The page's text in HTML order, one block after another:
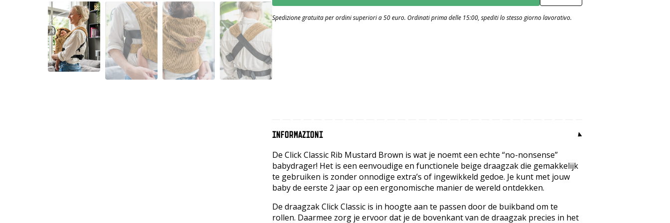
Classic
Mustard
Spedizione gratuita per ordini superiori a 50 euro. Ordinati prima delle 15:00, spediti lo stesso giorno lavorativo.
INFORMAZIONI
De Click Classic Rib Mustard Brown is wat je noemt een echte “no-nonsense”
babydrager! Het is een eenvoudige en functionele beige draagzak die gemakkelijk
te gebruiken is zonder onnodige extra’s of ingewikkeld gedoe. Je kunt met jouw
baby de eerste 2 jaar op een ergonomische manier de wereld ontdekken.
De draagzak Click Classic is in hoogte aan te passen door de buikband om te
rollen. Daarmee zorg je ervoor dat je de bovenkant van de draagzak precies in het